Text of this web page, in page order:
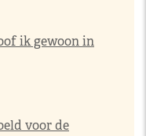
ik gewoon in
voor de